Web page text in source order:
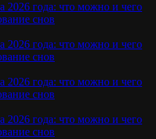
2026 года: что можно и чего
снов
2026 года: что можно и чего
снов
2026 года: что можно и чего
снов
2026 года: что можно и чего
снов